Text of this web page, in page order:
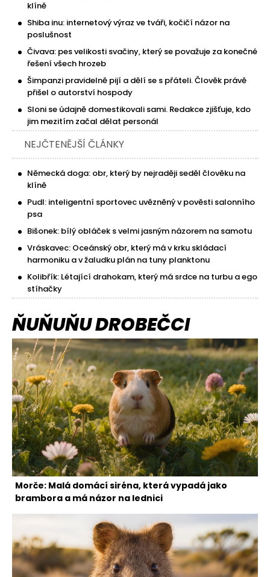
klíně
Shiba inu: internetový výraz ve tváři, kočičí názor na
poslušnost
Čivava: pes velikosti svačiny, který se považuje za konečné
řešení všech hrozeb
Šimpanzi pravidelně pijí a dělí se s přáteli. Člověk právě
přišel o autorství hospody
Sloni se údajně domestikovali sami. Redakce zjišťuje, kdo
jim mezitím začal dělat personál
NEJČTENĚJŠÍ ČLÁNKY
Německá doga: obr, který by nejraději seděl člověku na
klíně
Pudl: inteligentní sportovec uvězněný v pověsti salonního
psa
Bišonek: bílý obláček s velmi jasným názorem na samotu
Vráskavec: Oceánský obr, který má v krku skládací
harmoniku a v žaludku plán na tuny planktonu
Kolibřík: Létající drahokam, který má srdce na turbu a ego
stíhačky
ŇUŇUŇU DROBEČCI
Morče: Malá domácí siréna, která vypadá jako
brambora a má názor na lednici